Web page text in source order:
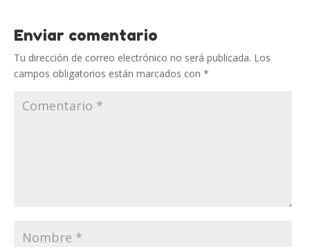
Enviar comentario
Tu dirección de correo electrónico no será publicada. Los
campos obligatorios están marcados con *